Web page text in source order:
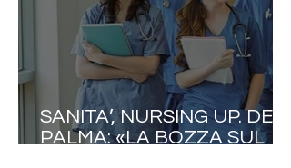
SANITA’, NURSING UP. DE
PALMA: «LA BOZZA SUL